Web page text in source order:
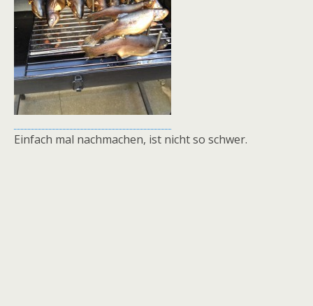
Einfach mal nachmachen, ist nicht so schwer.